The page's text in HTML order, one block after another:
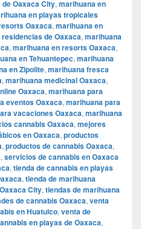
Oaxaca City, marihuana en
en playas tropicales
Oaxaca, marihuana en
de Oaxaca, marihuana
, marihuana en resorts Oaxaca,
en Tehuantepec, marihuana
en Zipolite, marihuana fresca
, marihuana medicinal Oaxaca,
Oaxaca, marihuana para
eventos Oaxaca, marihuana para
vacaciones Oaxaca, marihuana
cannabis Oaxaca, mejores
en Oaxaca, productos
, productos de cannabis Oaxaca,
, servicios de cannabis en Oaxaca
, tienda de cannabis en playas
, tienda de marihuana
City, tiendas de marihuana
de cannabis Oaxaca, venta
en Huatulco, venta de
en playas de Oaxaca,